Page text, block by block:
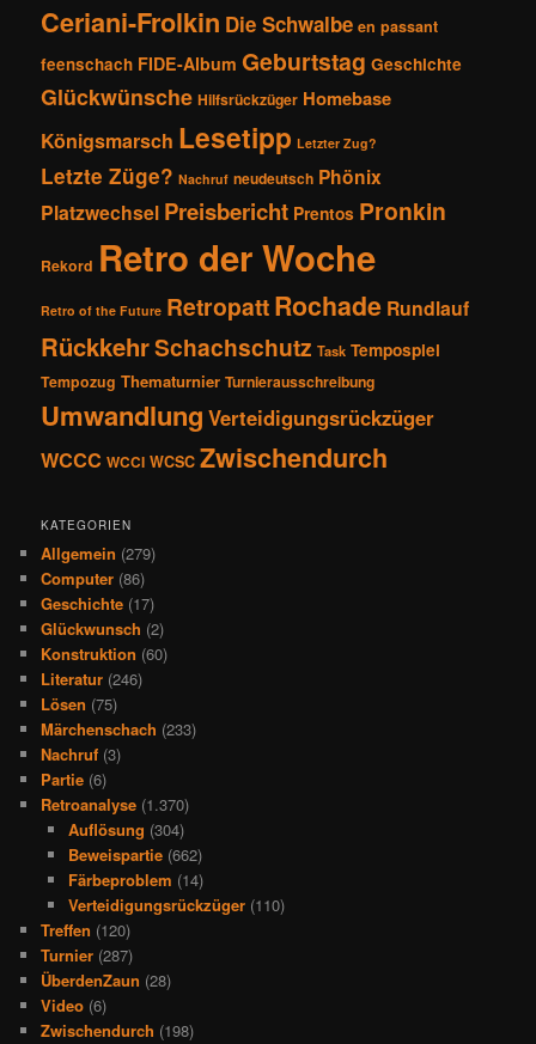
Ceriani-Frolkin Die Schwalbe en passant
feenschach FIDE-Album Geburtstag Geschichte
Glückwünsche Hilfsrückzüger Homebase
Königsmarsch Lesetipp Letzter Zug?
Letzte Züge? Nachruf neudeutsch Phönix
Platzwechsel Preisbericht Prentos Pronkin
Rekord Retro der Woche
Retro of the Future RetropattRochade Rundlauf
RückkehrSchachschutz Task Tempospiel
Tempozug Thematurnier Turnierausschreibung
Umwandlung Verteidigungsrückzüger
WCCC WCCI WCSC Zwischendurch
KATEGORIEN
Allgemein (279)
Computer (86)
Geschichte (17)
Glückwunsch (2)
Konstruktion (60)
Literatur (246)
Lösen (75)
Märchenschach (233)
Nachruf (3)
Partie (6)
Retroanalyse (1.370)
Auflösung (304)
Beweispartie(662)
Färbeproblem (14)
Verteidigungsrückzüger(110)
Treffen (120)
Turnier (287)
ÜberdenZaun (28)
Video (6)
Zwischendurch (198)